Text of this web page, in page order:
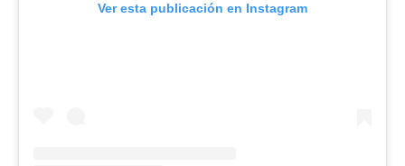
Ver esta publicación en Instagram